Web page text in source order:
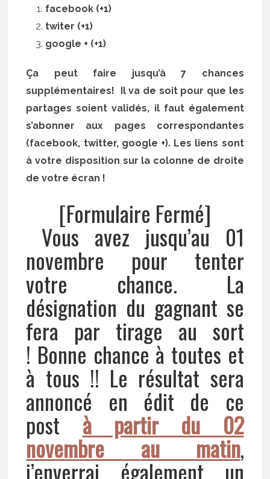
facebook (+1)
twiter (+1)
google + (+1)
Ça peut faire jusqu’à 7 chances
supplémentaires! Il va de soit pour que les
partages soient validés, il faut également
s’abonner aux pages correspondantes
(facebook, twitter, google +). Les liens sont
à votre disposition sur la colonne de droite
de votre écran !
[Formulaire Fermé]
Vous avez jusqu’au 01
novembre pour tenter
votre chance. La
désignation du gagnant se
fera par tirage au sort
! Bonne chance à toutes et
à tous !! Le résultat sera
annoncé en édit de ce
post à partir du 02
novembreau matin,
j’enverrai également un